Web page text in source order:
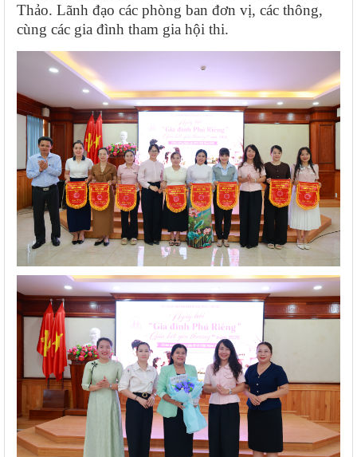
Thảo. Lãnh đạo các phòng ban đơn vị, các thông,
cùng các gia đình tham gia hội thi.